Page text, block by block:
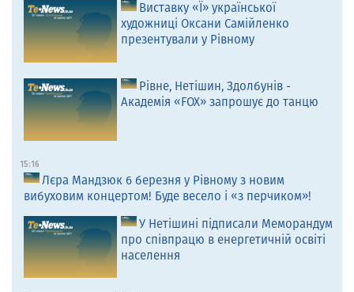
Виставку «Ї» української
художниці Оксани Самійленко
презентували у Рівному
Рівне, Нетішин, Здолбунів -
Академія «FOX» запрошує до танцю
15:16
Лєра Мандзюк 6 березня у Рівному з новим
вибуховим концертом! Буде весело і «з перчиком»!
У Нетішині підписали Меморандум
про співпрацю в енергетичній освіті
населення